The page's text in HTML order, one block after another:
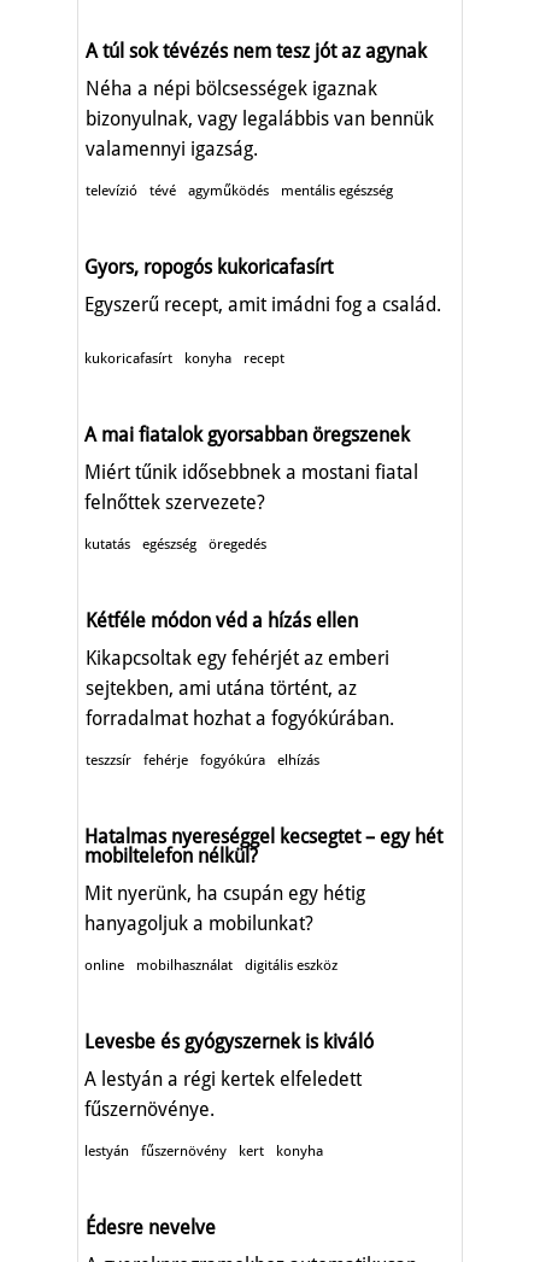
A túl sok tévézés nem tesz jót az agynak
Néha a népi bölcsességek igaznak
bizonyulnak, vagy legalábbis van bennük
valamennyi igazság.
televízió tévé agyműködés mentális egészség
Gyors, ropogós kukoricafasírt
Egyszerű recept, amit imádni fog a család.
kukoricafasírt konyha recept
A mai fiatalok gyorsabban öregszenek
Miért tűnik idősebbnek a mostani fiatal
felnőttek szervezete?
kutatás egészség öregedés
Kétféle módon véd a hízás ellen
Kikapcsoltak egy fehérjét az emberi
sejtekben, ami utána történt, az
forradalmat hozhat a fogyókúrában.
teszzsír fehérje fogyókúra elhízás
Hatalmas nyereséggel kecsegtet – egy hét
mobiltelefon nélkül?
Mit nyerünk, ha csupán egy hétig
hanyagoljuk a mobilunkat?
online mobilhasználat digitális eszköz
Levesbe és gyógyszernek is kiváló
A lestyán a régi kertek elfeledett
fűszernövénye.
lestyán fűszernövény kert konyha
Édesre nevelve